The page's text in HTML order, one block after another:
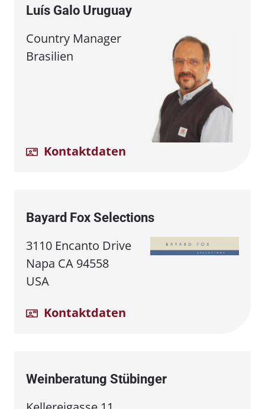
Luís Galo Uruguay
Country Manager
Brasilien
Kontaktdaten
Bayard Fox Selections
3110 Encanto Drive
Napa CA 94558
USA
Kontaktdaten
Weinberatung Stübinger